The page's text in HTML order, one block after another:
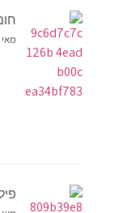
מאי 21, 2026